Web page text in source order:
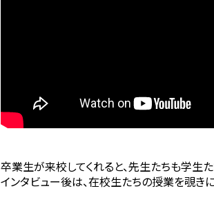
卒業生が来校してくれると、先生たちも学
インタビュー後は、在校生たちの授業を覗き